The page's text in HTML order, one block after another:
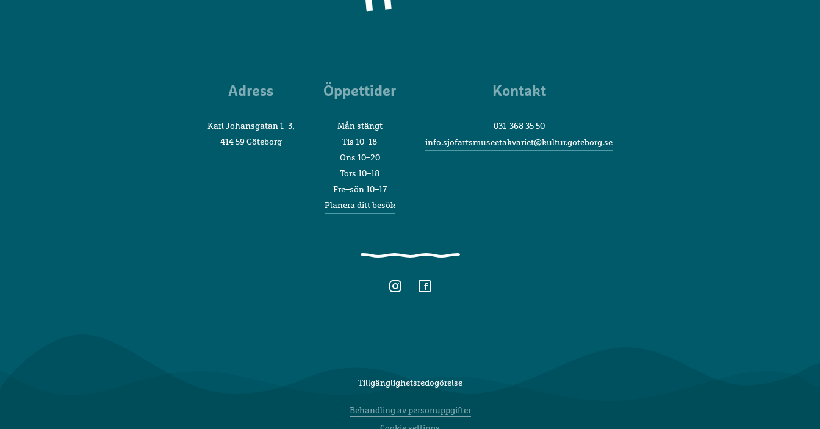
Adress
Karl Johansgatan 1–3,
414 59 Göteborg
Öppettider
Mån stängt
Tis 10–18
Ons 10–20
Tors 10–18
Fre–sön 10–17
Planera ditt besök
Kontakt
031-368 35 50
info.sjofartsmuseetakvariet@kultur.goteborg.se
Tillgänglighetsredogörelse
Behandling av personuppgifter